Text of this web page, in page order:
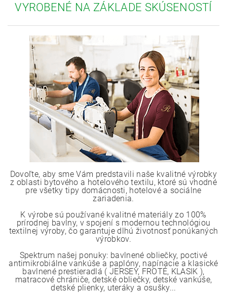
VYROBENÉ NA ZÁKLADE SKÚSENOSTÍ
Dovoľte, aby sme Vám predstavili naše kvalitné výrobky
z oblasti bytového a hotelového textilu, ktoré sú vhodné
pre všetky tipy domácnosti, hotelové a sociálne
zariadenia.
K výrobe sú používané kvalitné materiály zo 100%
prírodnej bavlny, v spojení s modernou technológiou
textilnej výroby, čo garantuje dlhú životnosť ponúkaných
výrobkov.
Spektrum našej ponuky: bavlnené obliečky, poctivé
antimikrobiálne vankúše a paplóny, napínacie a klasické
bavlnené prestieradlá ( JERSEY, FROTÉ, KLASIK ),
matracové chrániče, detské obliečky, detské vankúše,
detské plienky, uteráky a osušky...